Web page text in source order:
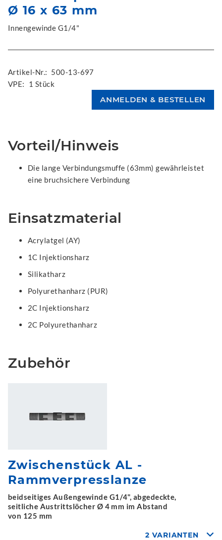
Ø 16 x 63 mm
Innengewinde G1/4"
Artikel-Nr.: 500-13-697
VPE:
1 Stück
Vorteil/Hinweis
Die lange Verbindungsmuffe (63mm) gewährleistet
eine bruchsichere Verbindung
Einsatzmaterial
Acrylatgel (AY)
1C Injektionsharz
Silikatharz
Polyurethanharz (PUR)
2C Injektionsharz
2C Polyurethanharz
Zubehör
Zwischenstück AL -
Rammverpresslanze
beidseitiges Außengewinde G1/4", abgedeckte,
seitliche Austrittslöcher Ø 4 mm im Abstand
von 125 mm
2 VARIANTEN